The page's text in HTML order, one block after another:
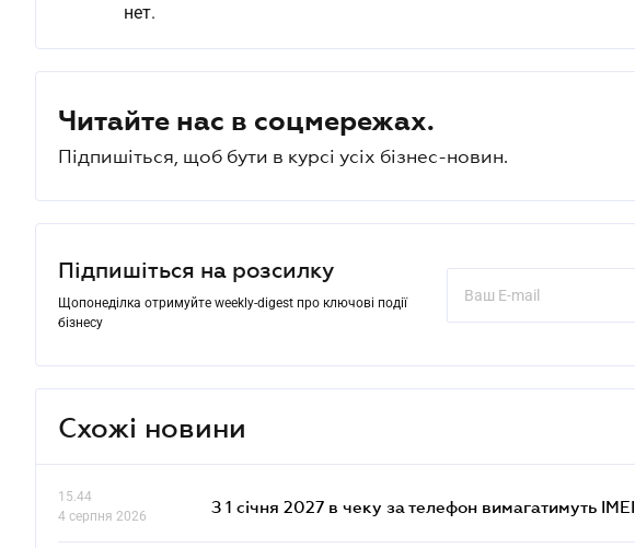
нет.
Читайте нас в соцмережах.
Підпишіться, щоб бути в курсі усіх бізнес-новин.
Підпишіться на розсилку
Щопонеділка отримуйте weekly-digest про ключові події
бізнесу
Схожі новини
15.44
4 серпня 2026
З 1 січня 2027 в чеку за телефон вимагатимуть IMEI